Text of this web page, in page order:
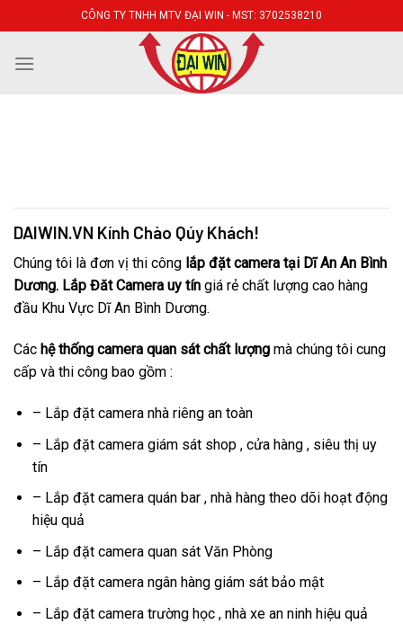
to
content
CÔNG TY TNHH MTV ĐẠI WIN - MST: 3702538210
DAIWIN.VN Kính Chào Qúy Khách!
Chúng tôi là đơn vị thi công lắp đặt camera tại Dĩ An An Bình
Dương. Lắp Đăt Camera uy tín giá rẻ chất lượng cao hàng
đầu Khu Vực Dĩ An Bình Dương.
Các hệ thống camera quan sát chất lượng mà chúng tôi cung
cấp và thi công bao gồm :
– Lắp đặt camera nhà riêng an toàn
– Lắp đặt camera giám sát shop , cửa hàng , siêu thị uy
tín
– Lắp đặt camera quán bar , nhà hàng theo dõi hoạt động
hiệu quả
– Lắp đặt camera quan sát Văn Phòng
– Lắp đặt camera ngân hàng giám sát bảo mật
– Lắp đặt camera trường học , nhà xe an ninh hiệu quả